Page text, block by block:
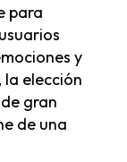
para
y
la elección
gran
de una